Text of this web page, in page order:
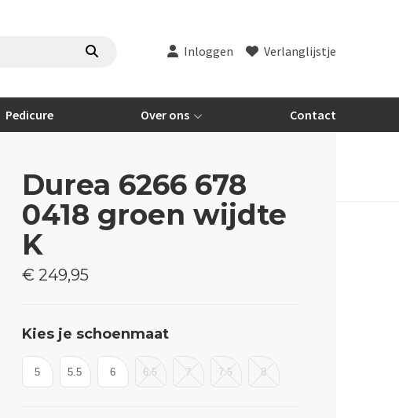
Inloggen Verlanglijstje
Pedicure Over ons Contact
Durea 6266 678
0418 groen wijdte
K
€ 249,95
Kies je schoenmaat
5 5.5 6 6.5 7 7.5 8